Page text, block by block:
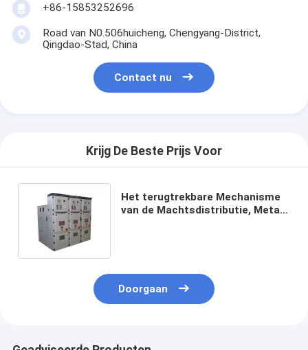
+86-15853252696
Road van N0.506huicheng, Chengyang-District,
Qingdao-Stad, China
Contact nu
Krijg De Beste Prijs Voor
Het terugtrekbare Mechanisme
van de Machtsdistributie, Metaal
Doorgaan